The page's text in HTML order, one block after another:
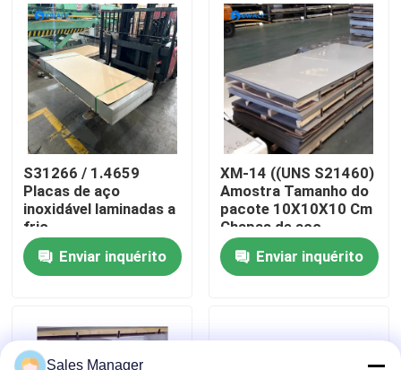
Quem Somos
Fábrica
Controle de Qualidade
Fale Conosco
notícias
Pedir um orçamento
S31266 / 1.4659
Placas de aço
inoxidável laminadas a
frio
Enviar inquérito
XM-14 ((UNS S21460)
Amostra Tamanho do
pacote 10X10X10 Cm
Chapas de aço
inoxidável Certificado
de moinho Chapas de
metal concebidas
Enviar inquérito
Sales Manager